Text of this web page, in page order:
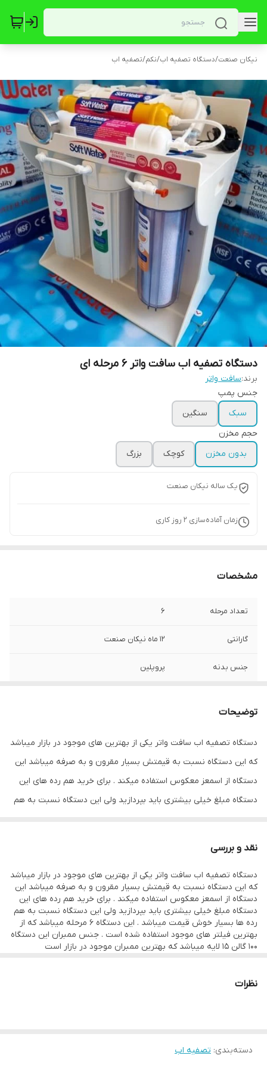
نیکان صنعت/دستگاه تصفیه اب/نکم/تصفیه اب
دستگاه تصفیه اب سافت واتر 6 مرحله ای
برند:سافت واتر
جنس پمپ
سبک
سنگین
حجم مخزن
بدون مخزن
کوچک بزرگ
یک ساله نیکان صنعت
زمان آماده‌سازی 2 روز کاری
مشخصات
تعداد مرحله 6
گارانتی 12 ماه نیکان صنعت
جنس بدنه پروپلین
توضیحات
دستگاه تصفیه اب سافت واتر یکی از بهترین های موجود در بازار میباشد
که این دستگاه نسبت به قیمتش بسیار مقرون و به صرفه میباشد این
دستگاه از اسمعز معکوس استفاده میکند . برای خرید هم رده های این
دستگاه مبلغ خیلی بیشتری باید بپردازید ولی این دستگاه نسبت به هم
نقد و بررسی
دستگاه تصفیه اب سافت واتر یکی از بهترین های موجود در بازار میباشد
که این دستگاه نسبت به قیمتش بسیار مقرون و به صرفه میباشد این
دستگاه از اسمعز معکوس استفاده میکند . برای خرید هم رده های این
دستگاه مبلغ خیلی بیشتری باید بپردازید ولی این دستگاه نسبت به هم
رده ها بسیار خوش قیمت میباشد . این دستگاه 6 مرحله میباشد که از
بهترین فیلتر های موجود استفاده شده است . جنس ممبران این دستگاه
100 گالن 15 لایه میباشد که بهترین ممبران موجود در بازار است
نظرات
دسته‌بندی: تصفیه اب